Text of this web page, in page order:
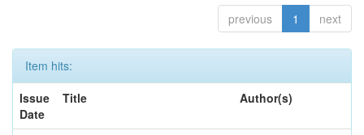
previous 1 next
Item hits:
Issue
Date
Title Author(s)